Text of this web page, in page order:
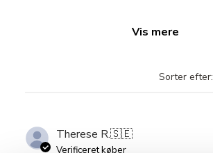
Vis mere
Sorter efter:
Therese R.🇸🇪
Verificeret køber